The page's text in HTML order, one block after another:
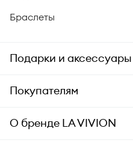
Браслеты
Подарки и аксессуары
Подарки
Уход за украшениями
Покупателям
Заказ и оплата
О бренде LA VIVION